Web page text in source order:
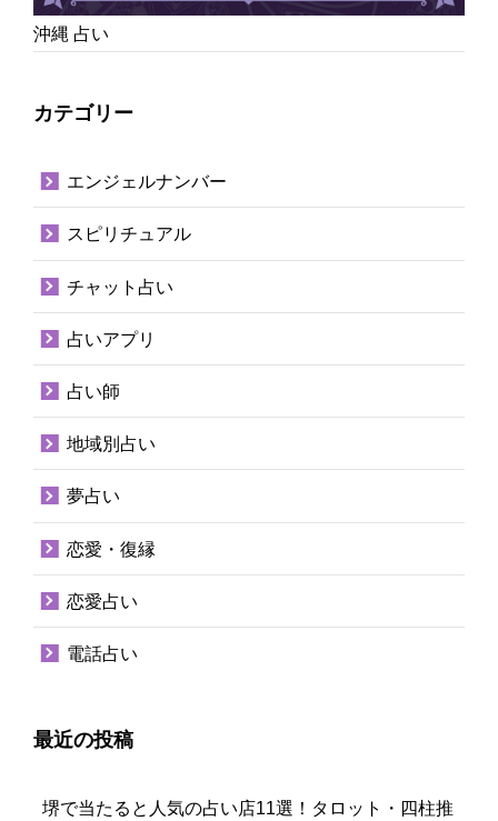
沖縄 占い
カテゴリー
エンジェルナンバー
スピリチュアル
チャット占い
占いアプリ
占い師
地域別占い
夢占い
恋愛・復縁
恋愛占い
電話占い
最近の投稿
堺で当たると人気の占い店11選！タロット・四柱推